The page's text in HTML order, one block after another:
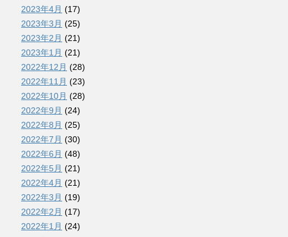
2023年4月 (17)
2023年3月 (25)
2023年2月 (21)
2023年1月 (21)
2022年12月 (28)
2022年11月 (23)
2022年10月 (28)
2022年9月 (24)
2022年8月 (25)
2022年7月 (30)
2022年6月 (48)
2022年5月 (21)
2022年4月 (21)
2022年3月 (19)
2022年2月 (17)
2022年1月 (24)